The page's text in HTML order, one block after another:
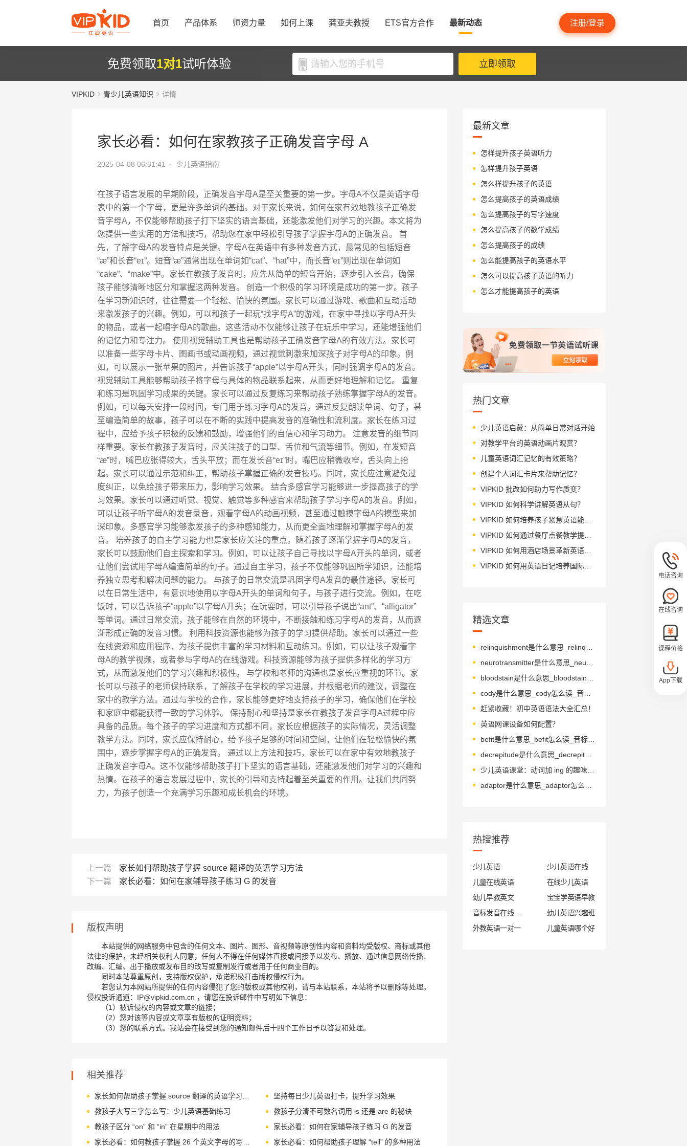
首页 产品体系 师资力量 如何上课 龚亚夫教授 ETS官方合作 最新动态 注册/登录
免费领取1对1试听体验 立即领取
VIPKID 青少儿英语知识 详情
家长必看：如何在家教孩子正确发音字母 A
2025-04-08 06:31:41 · 少儿英语指南
在孩子语言发展的早期阶段，正确发音字母A是至关重要的第一步。字母A不仅是英语字母
表中的第一个字母，更是许多单词的基础。对于家长来说，如何在家有效地教孩子正确发
音字母A，不仅能够帮助孩子打下坚实的语言基础，还能激发他们对学习的兴趣。本文将为
您提供一些实用的方法和技巧，帮助您在家中轻松引导孩子掌握字母A的正确发音。 首
先，了解字母A的发音特点是关键。字母A在英语中有多种发音方式，最常见的包括短音
“æ”和长音“eɪ”。短音“æ”通常出现在单词如“cat”、“hat”中，而长音“eɪ”则出现在单词如
“cake”、“make”中。家长在教孩子发音时，应先从简单的短音开始，逐步引入长音，确保
孩子能够清晰地区分和掌握这两种发音。 创造一个积极的学习环境是成功的第一步。孩子
在学习新知识时，往往需要一个轻松、愉快的氛围。家长可以通过游戏、歌曲和互动活动
来激发孩子的兴趣。例如，可以和孩子一起玩“找字母A”的游戏，在家中寻找以字母A开头
的物品，或者一起唱字母A的歌曲。这些活动不仅能够让孩子在玩乐中学习，还能增强他们
的记忆力和专注力。 使用视觉辅助工具也是帮助孩子正确发音字母A的有效方法。家长可
以准备一些字母卡片、图画书或动画视频，通过视觉刺激来加深孩子对字母A的印象。例
如，可以展示一张苹果的图片，并告诉孩子“apple”以字母A开头，同时强调字母A的发音。
视觉辅助工具能够帮助孩子将字母与具体的物品联系起来，从而更好地理解和记忆。 重复
和练习是巩固学习成果的关键。家长可以通过反复练习来帮助孩子熟练掌握字母A的发音。
例如，可以每天安排一段时间，专门用于练习字母A的发音。通过反复朗读单词、句子，甚
至编造简单的故事，孩子可以在不断的实践中提高发音的准确性和流利度。家长在练习过
程中，应给予孩子积极的反馈和鼓励，增强他们的自信心和学习动力。 注意发音的细节同
样重要。家长在教孩子发音时，应关注孩子的口型、舌位和气流等细节。例如，在发短音
“æ”时，嘴巴应张得较大，舌头平放；而在发长音“eɪ”时，嘴巴应稍微收窄，舌头向上抬
起。家长可以通过示范和纠正，帮助孩子掌握正确的发音技巧。同时，家长应注意避免过
度纠正，以免给孩子带来压力，影响学习效果。 结合多感官学习能够进一步提高孩子的学
习效果。家长可以通过听觉、视觉、触觉等多种感官来帮助孩子学习字母A的发音。例如，
可以让孩子听字母A的发音录音，观看字母A的动画视频，甚至通过触摸字母A的模型来加
深印象。多感官学习能够激发孩子的多种感知能力，从而更全面地理解和掌握字母A的发
音。 培养孩子的自主学习能力也是家长应关注的重点。随着孩子逐渐掌握字母A的发音，
家长可以鼓励他们自主探索和学习。例如，可以让孩子自己寻找以字母A开头的单词，或者
让他们尝试用字母A编造简单的句子。通过自主学习，孩子不仅能够巩固所学知识，还能培
养独立思考和解决问题的能力。 与孩子的日常交流是巩固字母A发音的最佳途径。家长可
以在日常生活中，有意识地使用以字母A开头的单词和句子，与孩子进行交流。例如，在吃
饭时，可以告诉孩子“apple”以字母A开头；在玩耍时，可以引导孩子说出“ant”、“alligator”
等单词。通过日常交流，孩子能够在自然的环境中，不断接触和练习字母A的发音，从而逐
渐形成正确的发音习惯。 利用科技资源也能够为孩子的学习提供帮助。家长可以通过一些
在线资源和应用程序，为孩子提供丰富的学习材料和互动练习。例如，可以让孩子观看字
母A的教学视频，或者参与字母A的在线游戏。科技资源能够为孩子提供多样化的学习方
式，从而激发他们的学习兴趣和积极性。 与学校和老师的沟通也是家长应重视的环节。家
长可以与孩子的老师保持联系，了解孩子在学校的学习进展，并根据老师的建议，调整在
家中的教学方法。通过与学校的合作，家长能够更好地支持孩子的学习，确保他们在学校
和家庭中都能获得一致的学习体验。 保持耐心和坚持是家长在教孩子发音字母A过程中应
具备的品质。每个孩子的学习进度和方式都不同，家长应根据孩子的实际情况，灵活调整
教学方法。同时，家长应保持耐心，给予孩子足够的时间和空间，让他们在轻松愉快的氛
围中，逐步掌握字母A的正确发音。 通过以上方法和技巧，家长可以在家中有效地教孩子
正确发音字母A。这不仅能够帮助孩子打下坚实的语言基础，还能激发他们对学习的兴趣和
热情。在孩子的语言发展过程中，家长的引导和支持起着至关重要的作用。让我们共同努
力，为孩子创造一个充满学习乐趣和成长机会的环境。
上一篇
家长如何帮助孩子掌握 source 翻译的英语学习方法
下一篇
家长必看：如何在家辅导孩子练习 G 的发音
版权声明
本站提供的网络服务中包含的任何文本、图片、图形、音视频等原创性内容和资料均受版权、商标或其他
法律的保护，未经相关权利人同意，任何人不得在任何媒体直接或间接予以发布、播放、通过信息网络传播、
改编、汇编、出于播放或发布目的改写或复制发行或者用于任何商业目的。
同时本站尊重原创，支持版权保护，承诺积极打击版权侵权行为。
若您认为本网站所提供的任何内容侵犯了您的版权或其他权利，请与本站联系，本站将予以删除等处理。
侵权投诉通道：IP@vipkid.com.cn ，请您在投诉邮件中写明如下信息：
（1）被诉侵权的内容或文章的链接；
（2）您对该等内容或文章享有版权的证明资料；
（3）您的联系方式。我站会在接受到您的通知邮件后十四个工作日予以答复和处理。
相关推荐
坚持每日少儿英语打卡，提升学习效果
教孩子大写三字怎么写：少儿英语基础练习
教孩子分清不可数名词用 is 还是 are 的秘诀
教孩子区分 “on” 和 “in” 在星期中的用法
家长必看：如何在家辅导孩子练习 G 的发音
家长必看：如何帮助孩子理解 “tell” 的多种用法
最新文章
怎样提升孩子英语听力
怎样提升孩子英语
怎么样提升孩子的英语
怎么提高孩子的英语成绩
怎么提高孩子的写字速度
怎么提高孩子的数学成绩
怎么提高孩子的成绩
怎么能提高孩子的英语水平
怎么可以提高孩子英语的听力
怎么才能提高孩子的英语
热门文章
少儿英语启蒙：从简单日常对话开始
对教学平台的英语动画片观赏？
儿童英语词汇记忆的有效策略？
创建个人词汇卡片来帮助记忆？
VIPKID 批改如何助力写作质变？
VIPKID 如何科学讲解英语从句？
VIPKID 如何培养孩子紧急英语能力？
VIPKID 如何通过餐厅点餐教学提升少儿英语应用能力？
VIPKID 如何用酒店场景革新英语教学？
VIPKID 如何用英语日记培养国际化人才？
精选文章
cody是什么意思_cody怎么读_音标ˈkəudɪ
赶紧收藏！初中英语语法大全汇总！
英语网课设备如何配置？
befit是什么意思_befit怎么读_音标bɪ'fɪt
decrepitude是什么意思_decrepitude怎么读_音标di'krepitju-d
少儿英语课堂：动词加 ing 的趣味学习法
热搜推荐
少儿英语
少儿英语在线
儿童在线英语
在线少儿英语
幼儿早教英文
宝宝学英语早教
幼儿英语兴趣班
外教英语一对一
儿童英语哪个好
电话咨询
在线咨询
课程价格
App下载